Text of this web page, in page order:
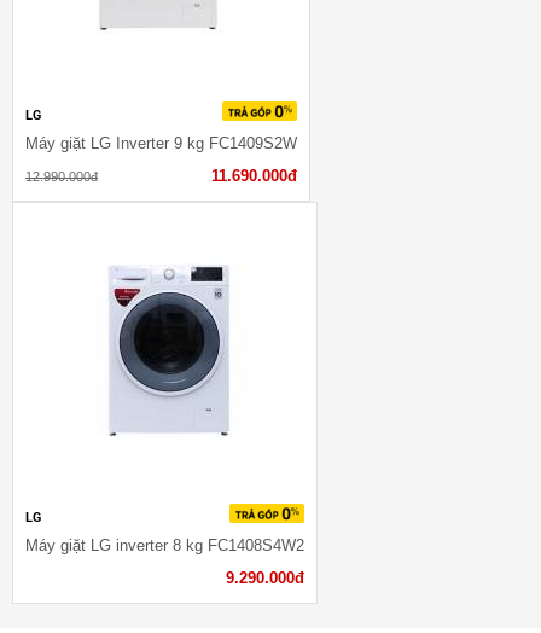
LG
Máy giặt LG Inverter 9 kg FC1409S2W
12.990.000đ 11.690.000đ
LG
Máy giặt LG inverter 8 kg FC1408S4W2
9.290.000đ